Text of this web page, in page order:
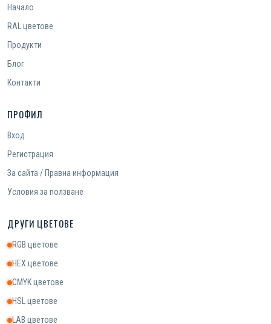
Начало
RAL цветове
Продукти
Блог
Контакти
ПРОФИЛ
Вход
Регистрация
За сайта / Правна информация
Условия за ползване
ДРУГИ ЦВЕТОВЕ
RGB цветове
HEX цветове
CMYK цветове
HSL цветове
LAB цветове